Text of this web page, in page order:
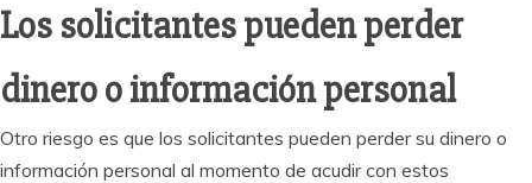
Los solicitantes pueden perder
dinero o información personal
Otro riesgo es que los solicitantes pueden perder su dinero o
información personal al momento de acudir con estos